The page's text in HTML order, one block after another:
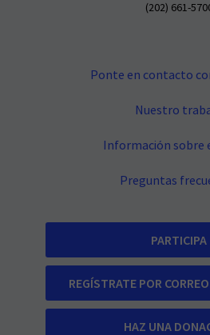
(202) 661-
Ponte en contacto
Nuestro
Información sobre
Preguntas
PARTICIPA
REGÍSTRATE POR
HAZ UNA